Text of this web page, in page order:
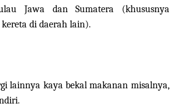
Jawa dan Sumatera (khususnya
kereta di daerah lain).
lainnya kaya bekal makanan misalnya,